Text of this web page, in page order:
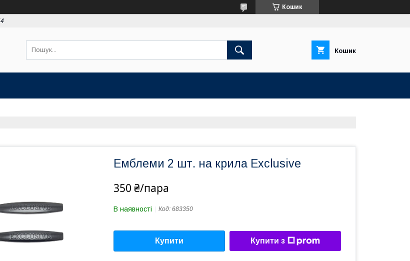
Кошик
Кошик
Емблеми 2 шт. на крила Exclusive
350 ₴/пара
В наявності Код: 683350
Купити Купити з